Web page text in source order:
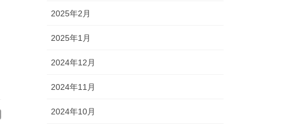
2025年2月
2025年1月
2024年12月
2024年11月
2024年10月